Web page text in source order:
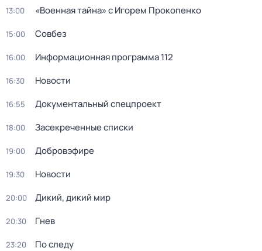
13:00 «Военная тайна» с Игорем Прокопенко
15:00 Совбез
16:00 Информационная программа 112
16:30 Новости
16:55 Докyментальный спецпроeкт
18:00 Заcекрeченные списки
19:00 Добровэфире
19:30 Новости
20:00 Дикий, дикий мир
20:30 Гнев
23:20 По следу